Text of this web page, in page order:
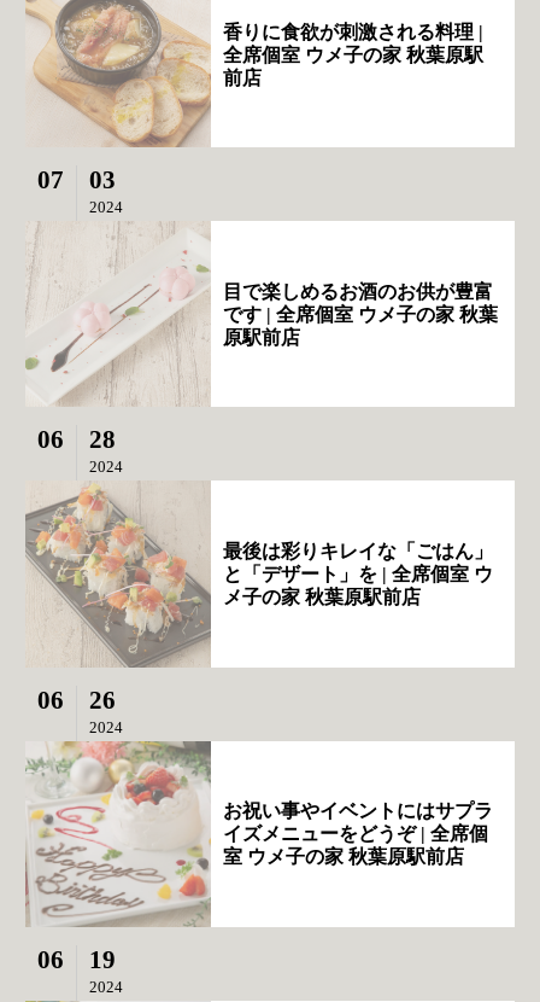
香りに食欲が刺激される料理 |
全席個室 ウメ子の家 秋葉原駅
前店
07 03
2024
目で楽しめるお酒のお供が豊富
です | 全席個室 ウメ子の家 秋葉
原駅前店
06 28
2024
最後は彩りキレイな「ごはん」
と「デザート」を | 全席個室 ウ
メ子の家 秋葉原駅前店
06 26
2024
お祝い事やイベントにはサプラ
イズメニューをどうぞ | 全席個
室 ウメ子の家 秋葉原駅前店
06 19
2024